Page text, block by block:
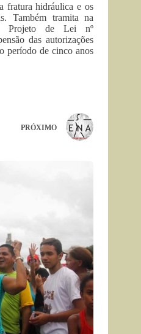
fratura hidráulica e os
Também tramita na
Projeto de Lei nº
das autorizações
período de cinco anos
PRÓXIMO